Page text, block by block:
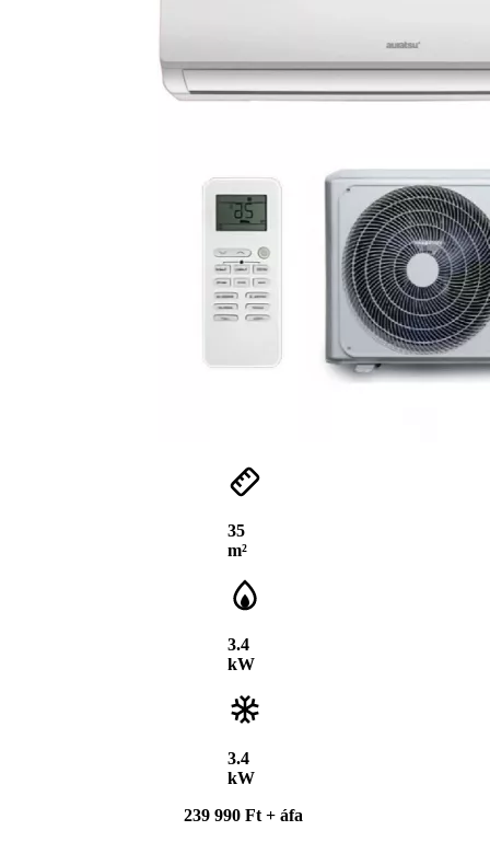
35
m²
3.4
kW
3.4
kW
239 990 Ft + áfa